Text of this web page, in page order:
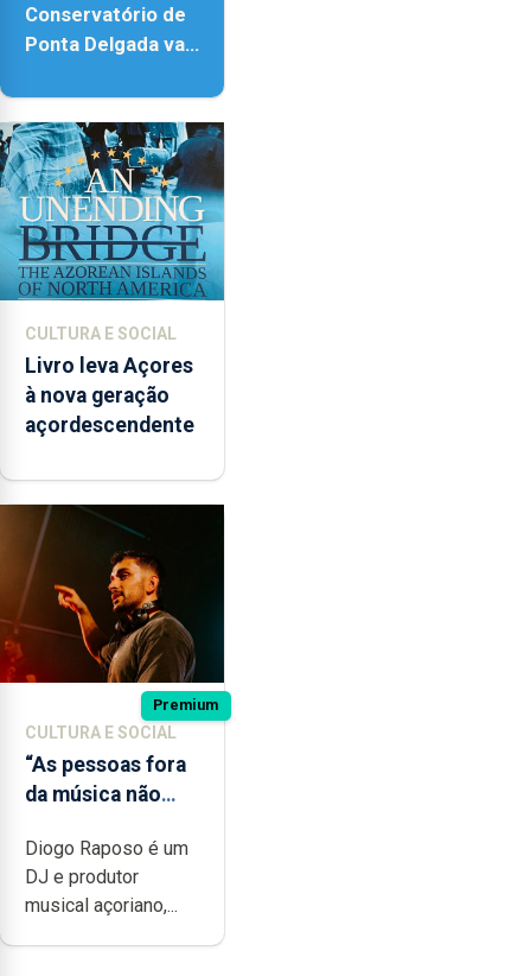
Conservatório de
Ponta Delgada vai
instrumentos
CULTURA E SOCIAL
Livro leva Açores
à nova geração
açordescendente
Premium
CULTURA E SOCIAL
“As pessoas fora
da música não
quão difícil é
produzir uma
música”
Diogo Raposo é um
DJ e produtor
musical açoriano,...